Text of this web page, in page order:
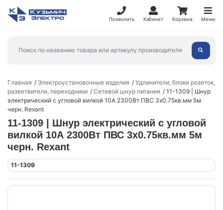
Позвонить Кабинет Корзина Меню
Главная Электроустановочные изделия
Удлинители, блоки розеток,
разветвители, переходники
Сетевой шнур питания
11-1309 | Шнур
электрический с угловой вилкой 10А 2300Вт ПВС 3х0.75кв.мм 5м
черн. Rexant
11-1309 | Шнур электрический с угловой
вилкой 10А 2300Вт ПВС 3х0.75кв.мм 5м
черн. Rexant
11-1309